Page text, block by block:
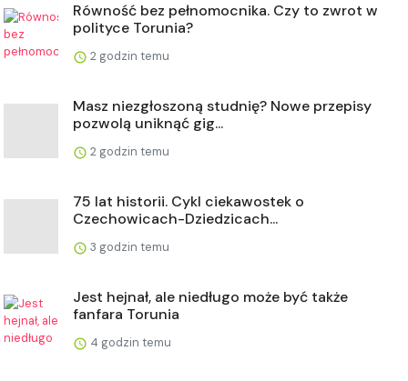
Równość bez pełnomocnika. Czy to zwrot w
polityce Torunia?
2 godzin temu
Masz niezgłoszoną studnię? Nowe przepisy
pozwolą uniknąć gig...
2 godzin temu
75 lat historii. Cykl ciekawostek o
Czechowicach-Dziedzicach...
3 godzin temu
Jest hejnał, ale niedługo może być także
fanfara Torunia
4 godzin temu